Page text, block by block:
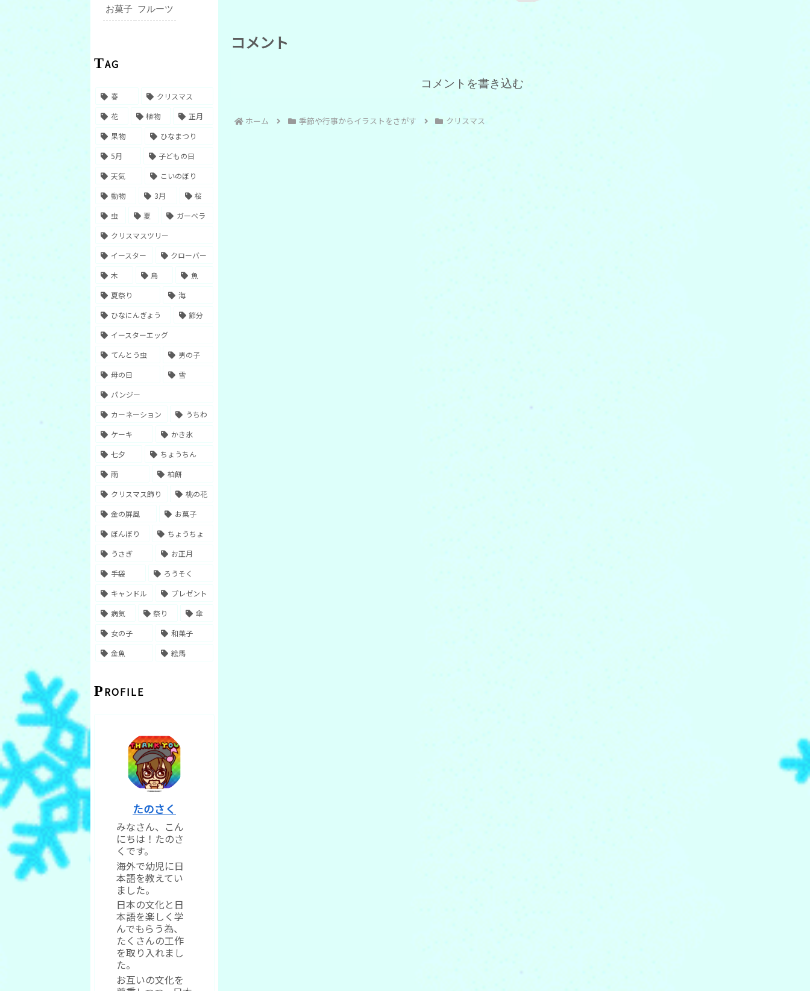
コメント
コメントを書き込む
ホーム 季節や行事からイラストをさがす クリスマス
お菓子 フルーツ
TAG
春
クリスマス
花
植物
正月
果物
ひなまつり
5月
子どもの日
天気
こいのぼり
動物
3月
桜
虫
夏
ガーベラ
クリスマスツリー
イースター
クローバー
木
鳥
魚
夏祭り
海
ひなにんぎょう
節分
イースターエッグ
てんとう虫
男の子
母の日
雪
パンジー
カーネーション
うちわ
ケーキ
かき氷
七夕
ちょうちん
雨
柏餅
クリスマス飾り
桃の花
金の屏風
お菓子
ぼんぼり
ちょうちょ
うさぎ
お正月
手袋
ろうそく
キャンドル
プレゼント
病気
祭り
傘
女の子
和菓子
金魚
絵馬
PROFILE
たのさく
みなさん、こん
にちは！たのさ
くです。
海外で幼児に日
本語を教えてい
ました。
日本の文化と日
本語を楽しく学
んでもらう為、
たくさんの工作
を取り入れまし
た。
お互いの文化を